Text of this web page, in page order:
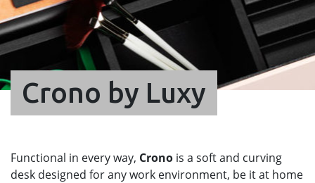
Crono by Luxy
Functional in every way, Crono is a soft and curving
desk designed for any work environment, be it at home